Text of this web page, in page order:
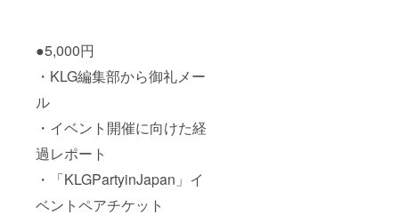
●5,000円
・KLG編集部から御礼メー
ル
・イベント開催に向けた経
過レポート
・「KLGPartyinJapan」イ
ベントペアチケット